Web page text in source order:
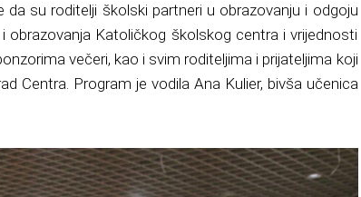
su roditelji školski partneri u obrazovanju i odgoju
Katoličkog školskog centra i vrijednosti
večeri, kao i svim roditeljima i prijateljima koji
Centra. Program je vodila Ana Kulier, bivša učenica